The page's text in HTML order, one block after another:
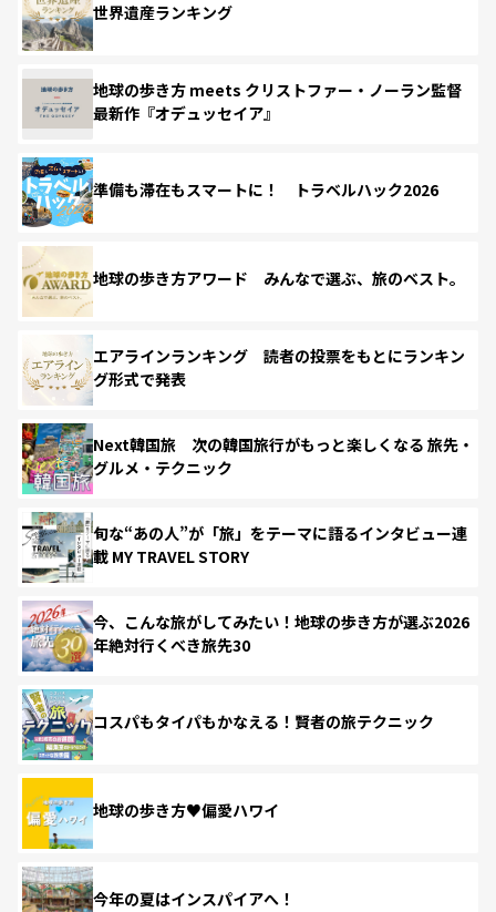
世界遺産ランキング
地球の歩き方 meets クリストファー・ノーラン監督
最新作『オデュッセイア』
準備も滞在もスマートに！ トラベルハック2026
地球の歩き方アワード みんなで選ぶ、旅のベスト。
エアラインランキング 読者の投票をもとにランキン
グ形式で発表
Next韓国旅 次の韓国旅行がもっと楽しくなる 旅先・
グルメ・テクニック
旬な“あの人”が「旅」をテーマに語るインタビュー連
載 MY TRAVEL STORY
今、こんな旅がしてみたい！地球の歩き方が選ぶ2026
年絶対行くべき旅先30
コスパもタイパもかなえる！賢者の旅テクニック
地球の歩き方♥偏愛ハワイ
今年の夏はインスパイアへ！